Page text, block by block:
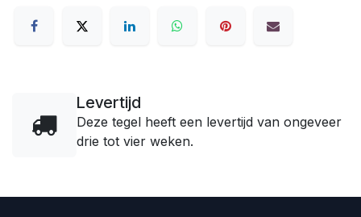
Levertijd
Deze tegel heeft een levertijd van ongeveer
drie tot vier weken.